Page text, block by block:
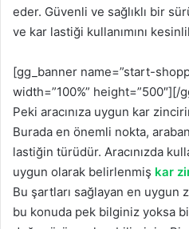
eder. Güvenli ve sağlıklı bir
ve kar lastiği kullanımını
[gg_banner name=”start-
width=”100%” height=”500″][/
Peki aracınıza uygun kar
Burada en önemli nokta,
lastiğin türüdür. Aracınızda
uygun olarak belirlenmiş kar
Bu şartları sağlayan en
bu konuda pek bilginiz yoksa